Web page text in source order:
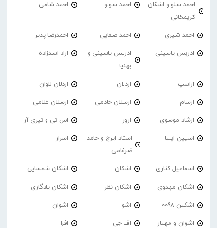
احمد سلو و اشکان
کریمخانی
احمد سولو احمد شامی
احمد شیری احمد صفایی احمدرضا پذیر
ادریس یاسینی
ادریس یاسینی و
بهنیا
اراد اسدزاده
اراسپ اردلان اردلان لاوان
ارسام ارسلان خادمی ارسلان غلامی
ارشاد موسوی ارور اس تی و تیری آر
اسپین ایلیا
استاد ایرج و حامد
ضرغامی
اسرار
اسماعیل کناری اشکان اشکان شمسایی
اشکان مهدوی اشکان نظر اشکان یادگاری
اشکین 0098 اشو اشوان
اشوان و مهیار اف جی افرا